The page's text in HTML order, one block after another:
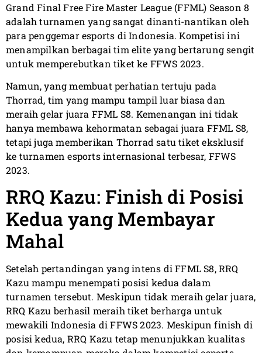
Grand Final Free Fire Master League (FFML) Season 8
adalah turnamen yang sangat dinanti-nantikan oleh
para penggemar esports di Indonesia. Kompetisi ini
menampilkan berbagai tim elite yang bertarung sengit
untuk memperebutkan tiket ke FFWS 2023.
Namun, yang membuat perhatian tertuju pada
Thorrad, tim yang mampu tampil luar biasa dan
meraih gelar juara FFML S8. Kemenangan ini tidak
hanya membawa kehormatan sebagai juara FFML S8,
tetapi juga memberikan Thorrad satu tiket eksklusif
ke turnamen esports internasional terbesar, FFWS
2023.
RRQ Kazu: Finish di Posisi
Kedua yang Membayar
Mahal
Setelah pertandingan yang intens di FFML S8, RRQ
Kazu mampu menempati posisi kedua dalam
turnamen tersebut. Meskipun tidak meraih gelar juara,
RRQ Kazu berhasil meraih tiket berharga untuk
mewakili Indonesia di FFWS 2023. Meskipun finish di
posisi kedua, RRQ Kazu tetap menunjukkan kualitas